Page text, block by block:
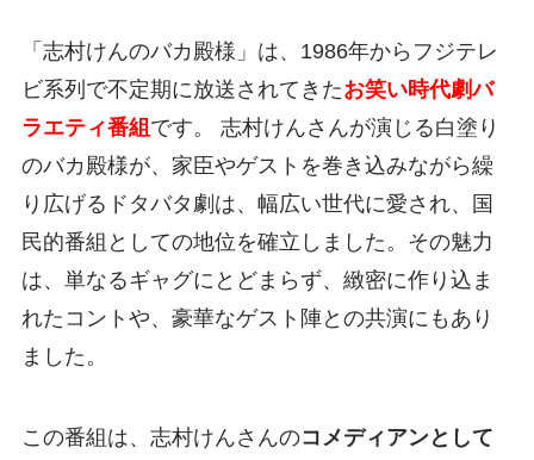
「志村けんのバカ殿様」は、1986年からフジテレ
ビ系列で不定期に放送されてきたお笑い時代劇バ
ラエティ番組 です。 志村けんさんが演じる白塗り
のバカ殿様が、家臣やゲストを巻き込みながら繰
り広げるドタバタ劇は、幅広い世代に愛され、国
民的番組としての地位を確立しました。その魅力
は、単なるギャグにとどまらず、緻密に作り込ま
れたコントや、豪華なゲスト陣との共演にもあり
ました。
この番組は、志村けんさんのコメディアンとして